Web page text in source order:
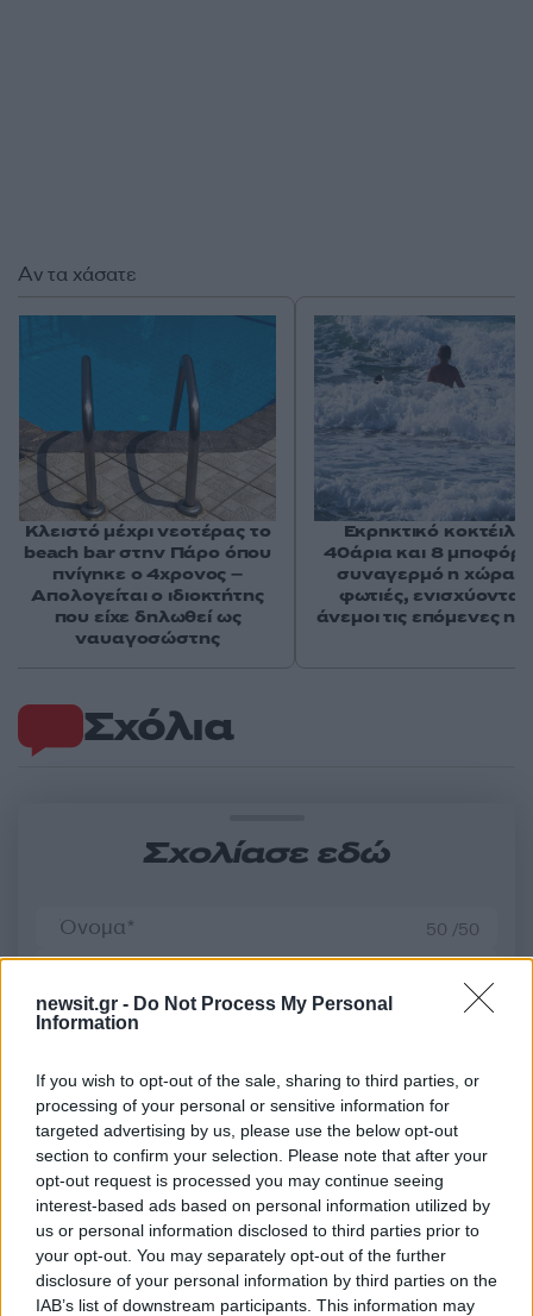
newsit.gr - Do Not Process My Personal
Information
If you wish to opt-out of the sale, sharing to third parties, or
processing of your personal or sensitive information for
targeted advertising by us, please use the below opt-out
section to confirm your selection. Please note that after your
opt-out request is processed you may continue seeing
interest-based ads based on personal information utilized by
us or personal information disclosed to third parties prior to
your opt-out. You may separately opt-out of the further
disclosure of your personal information by third parties on the
IAB’s list of downstream participants. This information may
Σχόλια
Σχολίασε εδώ
50 /50
2000 /2000
Υποβολή σχολίου
. Το site προστατεύεται από reCAPTCHA, ισχύουν
Πολιτική Απορρήτου&Όροι Χρήσης της Google.
Media
ΑΝΝΑ ΒΙΣΣΗ
ΗΡΩΔΕΙΟ
ΣΤΑΜΑΤΗΣ ΚΡΑΟΥΝΑΚΗΣ
Αν τα χάσατε
Κλειστό μέχρι νεοτέρας το
beach bar στην Πάρο όπου
πνίγηκε ο 4χρονος –
Απολογείται ο ιδιοκτήτης
που είχε δηλωθεί ως
ναυαγοσώστης
Εκρηκτικό κοκτέιλ
40άρια και 8 μποφόρ
συναγερμό η χώρα
φωτιές, ενισχύονται
άνεμοι τις επόμενες